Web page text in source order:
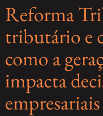
Reforma
tributário e
como a
impacta
empresariais